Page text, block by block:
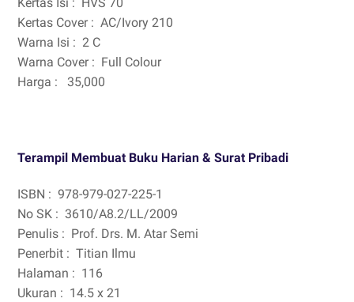
Kertas Cover : AC/Ivory 210
Warna Isi : 2 C
Warna Cover : Full Colour
Harga :
35,000
Terampil Membuat Buku Harian & Surat Pribadi
ISBN : 978-979-027-225-1
No SK : 3610/A8.2/LL/2009
Penulis : Prof. Drs. M. Atar Semi
Penerbit : Titian Ilmu
Halaman : 116
Ukuran : 14.5 x 21